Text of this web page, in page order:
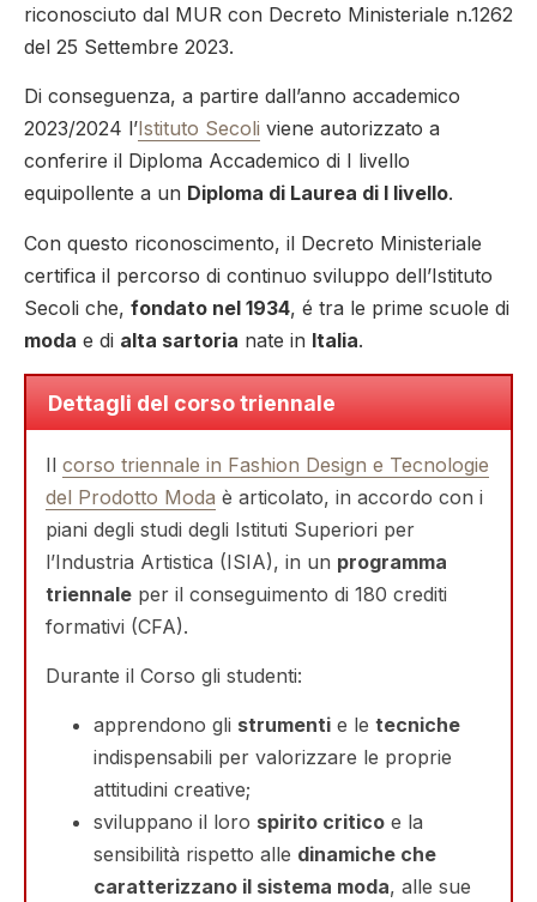
riconosciuto dal MUR con Decreto Ministeriale n.1262
del 25 Settembre 2023.
Di conseguenza, a partire dall’anno accademico
2023/2024 l’Istituto Secoli viene autorizzato a
conferire il Diploma Accademico di I livello
equipollente a un Diploma di Laurea di I livello.
Con questo riconoscimento, il Decreto Ministeriale
certifica il percorso di continuo sviluppo dell’Istituto
Secoli che, fondato nel 1934, é tra le prime scuole di
moda e di alta sartoria nate in Italia.
Dettagli del corso triennale
Il corso triennale in Fashion Design e Tecnologie
del Prodotto Moda è articolato, in accordo con i
piani degli studi degli Istituti Superiori per
l’Industria Artistica (ISIA), in un programma
triennale per il conseguimento di 180 crediti
formativi (CFA).
Durante il Corso gli studenti:
apprendono gli strumenti e le tecniche
indispensabili per valorizzare le proprie
attitudini creative;
sviluppano il loro spirito critico e la
sensibilità rispetto alle dinamiche che
caratterizzano il sistema moda, alle sue